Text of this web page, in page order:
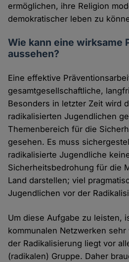
ermöglichen, ihre Religion
demokratischer leben zu
Wie kann eine wirksame
aussehen?
Eine effektive
gesamtgesellschaftliche,
Besonders in letzter Zeit wird
radikalisierten Jugendlichen
Themenbereich für die
gesehen. Es muss
radikalisierte Jugendliche
Sicherheitsbedrohung für die
Land darstellen; viel
Jugendlichen vor der
Um diese Aufgabe zu leisten,
kommunalen Netzwerken
der Radikalisierung liegt vor
(radikalen) Gruppe. Daher